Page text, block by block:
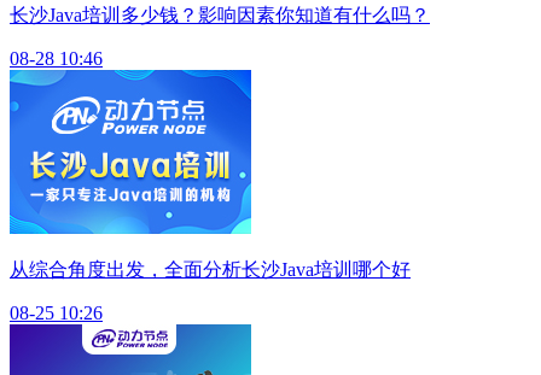
长沙Java培训多少钱？影响因素你知道有什么吗？
08-28 10:46
从综合角度出发，全面分析长沙Java培训哪个好
08-25 10:26